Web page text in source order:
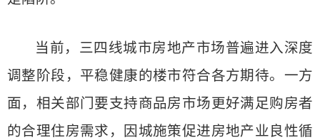
当前，三四线城市房地产市场普遍进入深度
调整阶段，平稳健康的楼市符合各方期待。一方
面，相关部门要支持商品房市场更好满足购房者
的合理住房需求，因城施策促进房地产业良性循